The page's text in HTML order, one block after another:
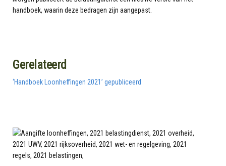
handboek, waarin deze bedragen zijn aangepast.
Gerelateerd
‘Handboek Loonheffingen 2021’ gepubliceerd